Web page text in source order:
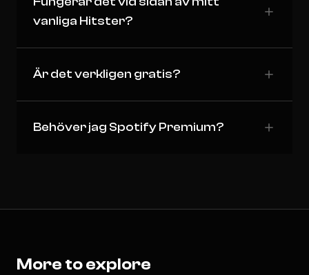
vanliga Hitster?
Är det verkligen gratis?
Behöver jag Spotify Premium?
More to explore